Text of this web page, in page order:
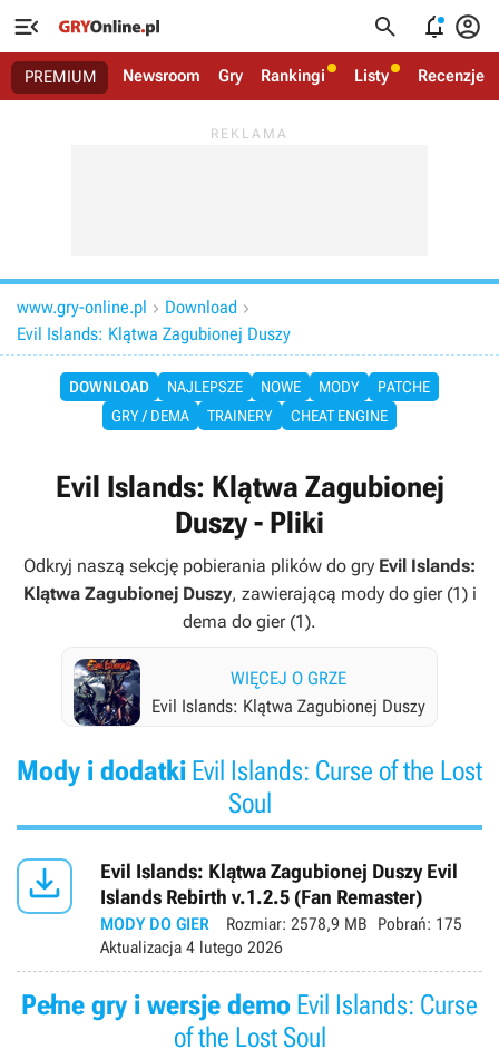
   
PREMIUM Newsroom Gry Rankingi Listy Recenzje
www.gry-online.pl  Download 
Evil Islands: Klątwa Zagubionej Duszy
DOWNLOAD NAJLEPSZE NOWE MODY
PATCHE
GRY / DEMA
TRAINERY CHEAT ENGINE
Evil Islands: Klątwa Zagubionej
Duszy - Pliki
Odkryj naszą sekcję pobierania plików do gry Evil Islands:
Klątwa Zagubionej Duszy, zawierającą mody do gier (1) i
dema do gier (1).
WIĘCEJ O GRZE
Evil Islands: Klątwa Zagubionej Duszy
Mody i dodatki Evil Islands: Curse of the Lost
Soul

Evil Islands: Klątwa Zagubionej Duszy Evil
Islands Rebirth v.1.2.5 (Fan Remaster)
MODY DO GIER Rozmiar: 2578,9 MB Pobrań: 175
Aktualizacja 4 lutego 2026
Pełne gry i wersje demo Evil Islands: Curse
of the Lost Soul